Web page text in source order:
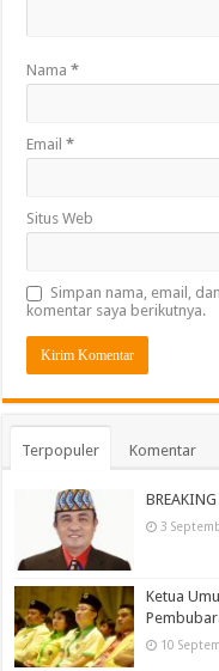
Nama*
Email*
Situs Web
Simpan nama, email,
komentar saya berikutnya.
Terpopuler Komentar
3
Ketua
10